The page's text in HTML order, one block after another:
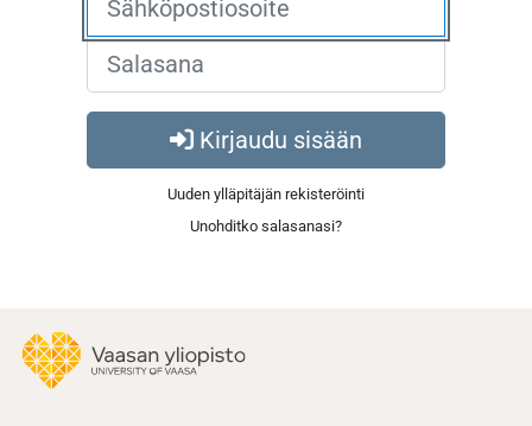
Kirjaudu sisään
Uuden ylläpitäjän rekisteröinti
Unohditko salasanasi?